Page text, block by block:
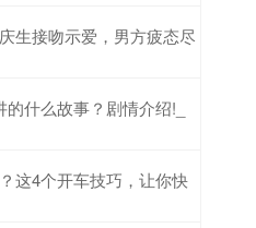
生接吻示爱，男方疲态尽
什么故事？剧情介绍!_
这4个开车技巧，让你快